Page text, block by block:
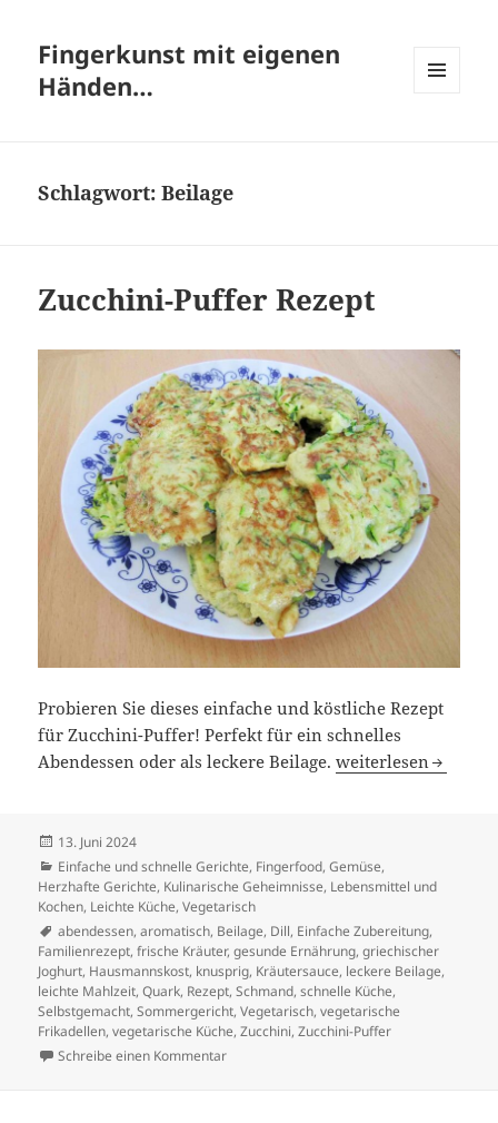
Fingerkunst mit eigenen
Händen…
Schlagwort:Beilage
Zucchini-Puffer Rezept
Probieren Sie dieses einfache und köstliche Rezept
für Zucchini-Puffer! Perfekt für ein schnelles
Abendessen oder als leckere Beilage.Zucchini-Puffer
weiterlesen
Veröffentlicht
am
13. Juni 2024
Kategorien
Einfache und schnelle Gerichte, Fingerfood,Gemüse,
Herzhafte Gerichte, Kulinarische Geheimnisse, Lebensmittel und
Kochen, Leichte Küche,Vegetarisch
Schlagwörter
abendessen,aromatisch, Beilage, Dill, Einfache Zubereitung,
Familienrezept,frische Kräuter,gesunde Ernährung,griechischer
Joghurt, Hausmannskost, knusprig, Kräutersauce, leckere Beilage,
leichte Mahlzeit,Quark, Rezept,Schmand,schnelle Küche,
Selbstgemacht,Sommergericht,Vegetarisch,vegetarische
Frikadellen,vegetarische Küche,Zucchini,Zucchini-Puffer
Schreibe einen Kommentarzu Zucchini-Puffer Rezept